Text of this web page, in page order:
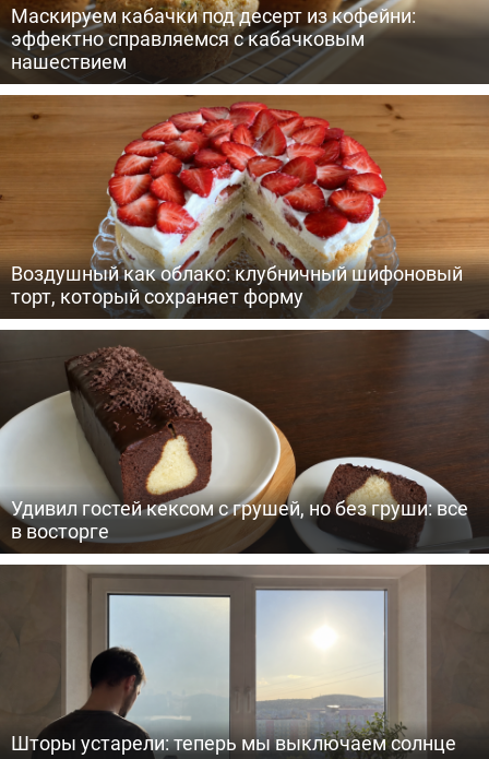
Маскируем кабачки под десерт из кофейни:
эффектно справляемся с кабачковым
нашествием
Воздушный как облако: клубничный шифоновый
торт, который сохраняет форму
Удивил гостей кексом с грушей, но без груши: все
в восторге
Шторы устарели: теперь мы выключаем солнце